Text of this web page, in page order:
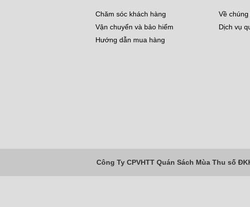
Chăm sóc khách hàng
Vận chuyển và bảo hiểm
Hướng dẫn mua hàng
Về chúng
Dịch vụ
Công Ty CPVHTT Quán Sách Mùa Thu số